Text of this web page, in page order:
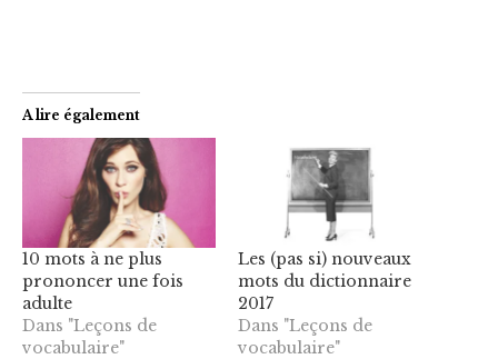
A lire également
10 mots à ne plus
prononcer une fois
adulte
Dans "Leçons de
vocabulaire"
Les (pas si) nouveaux
mots du dictionnaire
2017
Dans "Leçons de
vocabulaire"